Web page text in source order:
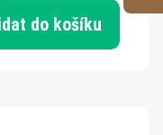
do košíku